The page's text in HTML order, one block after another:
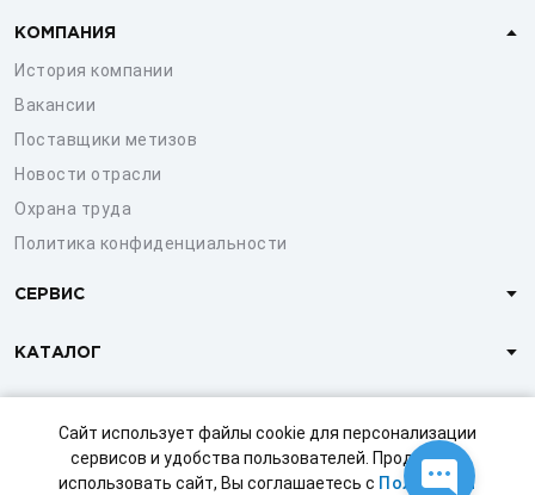
Сайт использует файлы cookie для персонализации
сервисов и удобства пользователей. Продолжая
использовать сайт, Вы соглашаетесь с Политикой
КОМПАНИЯ
История компании
Вакансии
Поставщики метизов
Новости отрасли
Охрана труда
Политика конфиденциальности
СЕРВИС
КАТАЛОГ